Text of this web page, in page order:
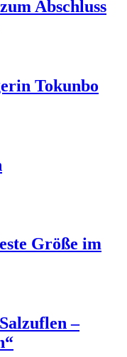
Abschluss
Tokunbo
Größe im
–